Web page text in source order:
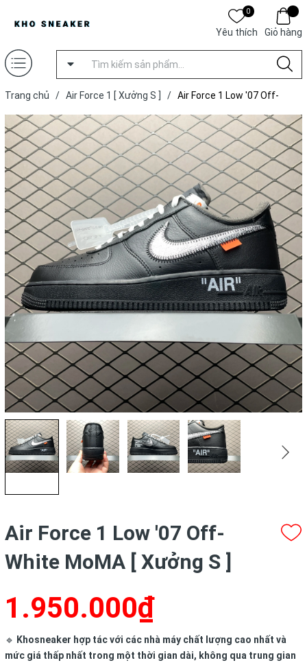
0
Yêu thích Giỏ hàng
Trang chủ / Air Force 1 [ Xưởng S ] / Air Force 1 Low '07 Off-
Air Force 1 Low '07 Off-
White MoMA [ Xưởng S ]
1.950.000₫
🔹 Khosneaker hợp tác với các nhà máy chất lượng cao nhất và
mức giá thấp nhất trong một thời gian dài, không qua trung gian